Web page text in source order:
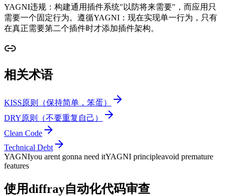
YAGNI违规：构建通用插件系统"以防将来需要"，而应用只
需要一个固定行为。遵循YAGNI：现在实现单一行为，只有
在真正需要第二个插件时才添加插件架构。
相关术语
KISS原则（保持简单，笨蛋）
DRY原则（不要重复自己）
Clean Code
Technical Debt
YAGNIyou arent gonna need itYAGNI principleavoid premature
features
使用diffray自动化代码审查